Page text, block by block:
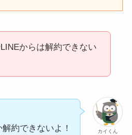
に手続きする方法ある？
ニューZの解約まとめ！
電話が繋がらない時の裏
解約できない？バロニー
を完全攻略
からは解約できない
カイくん
約できないよ！